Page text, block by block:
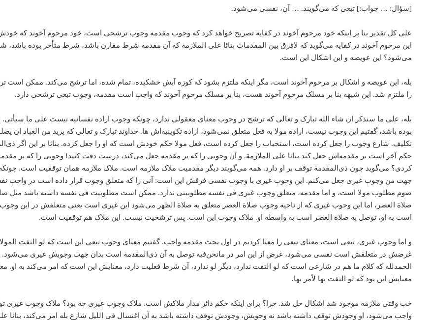
[سؤال: … جواب:] تبعی که می‌‌گویند. … آن، ‌نفسی می‌‌شود.
علی کل تقدیر بنا بر اینکه خود مرحوم آخوند در کفایه تصریح خواهد کرد که وجوب مقدمه وجوب ترشحی است، خود مرحوم آخوند که
این مرحوم آخوند در کفایه می‌‌گوید که لافرق بین المقدمات بنائا علی الملازمة‌ که آن مقدمه شرط مقارن باشد، شرط متأخر بوده باشد،
می‌‌شود؟ این عویصه و این اشکال این است.
بله، این عویصه و اشکال بر مرحوم آخوند است، مگر اینکه ملتزم بشود که کوزه آبش خشکیده، ‌تمام شده، ‌اما ترشح می‌‌کند. ممکن است
را ملتزم شد. این شبهه بنا بر مسلک مرحوم آخوند هست، بنا ‌بر مسلک مرحوم آخوند که واجب است مقدمه، ‌وجوب تبعی ترشحی دارد.
بله، علی ما سنذکر ان شاء الله تبارک و تعالی که ترشح در وجوب معنای معقولی ندارد، ‌چونکه وجوب اراده نفسانیه نیست علی ما سیأتی.
بوده باشد، گفتیم این وجوب نیست، ‌اراده مولا به فعل متعلق نمی‌شود، اراده تکوینیه‌اش ها. خداوند تبارک و تعالی که یرید من العباد ان
تکلیف. شارع وجوب را جعل کرده است، ‌استحباب را جعل کرده است، ‌فعل مولا حکم خودش است که او را جعل کرده. بنائا بر این اگر
حکم آخر است بر مقدمه‌اش جعل کند بنائا علی الملازمة. و آن وجوبی را که بر مقدمه جعل می‌‌کند، درست دقت کنید! وجوبی را که بر
کردی؟ می‌‌گوید چون ذی‌المقدمة توقف بر او دارد. همه می‌‌گویند دیگر مقدمیت ملاک ملازمه است. ملاک ملازمه همان توقفیت است.
جهت من وجوب غیری جعل می‌‌کنم. این وجوب غیری با وجوب نفسی فرقش این است: آنی را که متعلق وجوب قرار داده است در واجب
صوم مطلوب مولا است، و اما مقدمه، متعلق وجوب غیری فی نفسه مطلوبیتی ندارد. ممکن است مطلوبیت فی نفسه داشته باشد
صلاة العصر، اما این وجوب غیری که از ناحیه وجوب صلاة العصر متعلق به صلاة الظهر می‌‌شود این غیری است یعنی متعلقش در این
است به او، ‌توصل به صلاة‌ العصر است به واسطه او. ملاک وجوب این است. پس ترشحیت نیست. این ملاک هم توقفیت است.
و اما وجوب غیری، ‌تبعی است، ‌معنای تبعی را معنا کردیم در اول بحث مقدمه واجب. گفتیم معنای وجوب تبعی این است که لو التفت المولا
غرضش در متعلقش است نفسی می‌‌شود‌، ‌غرض از این امر در مانحن‌فیه توصل به آن ذی‌المقدمة است بدان جهت وجوبش غیری می‌‌شود.
الحمدلله که کلام ما هم در شارعی است که لو التفت ندارد، ‌دیگر لو ندارد‌، آن شرط فعلیت دارد، معنایش این است که امر می‌‌کند به
معنایش این بود که لو التفت بها لأمر بها.
خب وقتی ملازمه موجود شد اشکال حل شد. چرا؟ برای اینکه حکم دائر مدار ملاکش است. ملاک وجوب غیری چه بود؟ ملاک وجوب غیری
واجب می‌‌شود، او وجودش توقف داشته باشد نه وجوبش، ‌وجودش توقف داشته باشد به آن اغتسال فی اللیل شارع بله امر می‌‌کند، ‌بنائا علی